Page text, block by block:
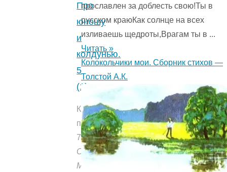
Про
юношу
и
колдунью.
5
(1)
Количество
прочтений:
713
Опубликовано:
Мишуткой
прославлен за доблесть свою!Ты в
русском краюКак солнце на всех
изливаешь щедроты,Врагам ты в ...
Читать »
Колокольчики мои. Сборник стихов —
Толстой А.К.